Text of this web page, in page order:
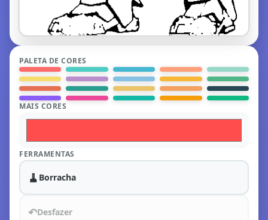
PALETA DE CORES
MAIS CORES
FERRAMENTAS
🧹 Borracha
↶Desfazer